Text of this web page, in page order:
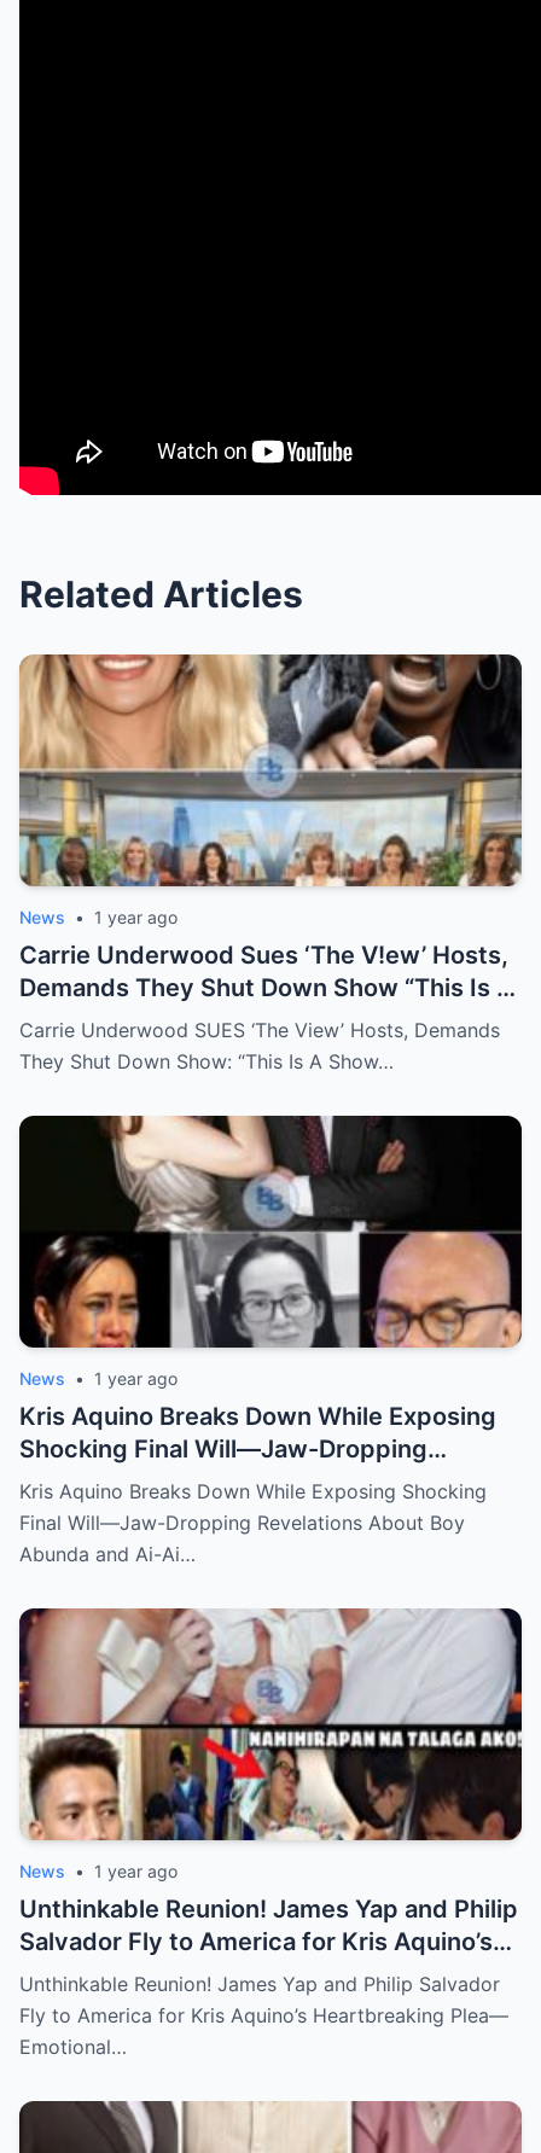
Related Articles
News • 1 year ago
Carrie Underwood Sues ‘The V!ew’ Hosts,
Demands They Shut Down Show “This Is A
Show That Lies To Its Viewers”
Carrie Underwood SUES ‘The View’ Hosts, Demands
They Shut Down Show: “This Is A Show…
News • 1 year ago
Kris Aquino Breaks Down While Exposing
Shocking Final Will—Jaw-Dropping
Revelations About Boy Abunda and Ai-Ai
Delas Alas Leave Fans Speechless!
Kris Aquino Breaks Down While Exposing Shocking
Final Will—Jaw-Dropping Revelations About Boy
Abunda and Ai-Ai…
News • 1 year ago
Unthinkable Reunion! James Yap and Philip
Salvador Fly to America for Kris Aquino’s
Heartbreaking Plea—Emotional Visit,
Hidden Tears, and a Final Wish that Shook
Everyone to the Core!
Unthinkable Reunion! James Yap and Philip Salvador
Fly to America for Kris Aquino’s Heartbreaking Plea—
Emotional…